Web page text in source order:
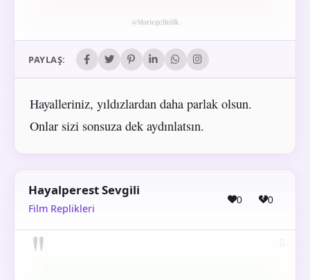
PAYLAŞ:
Hayalleriniz, yıldızlardan daha parlak olsun.
Onlar sizi sonsuza dek aydınlatsın.
Hayalperest Sevgili
Film Replikleri
0 0